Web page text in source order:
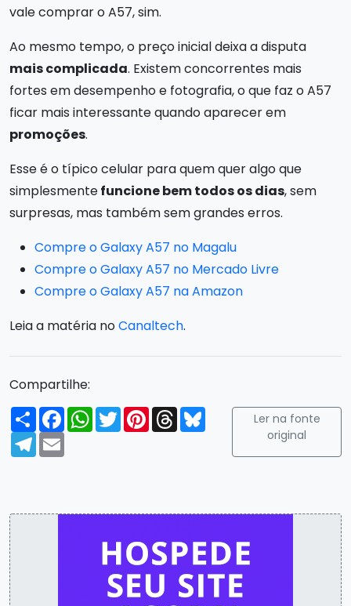
vale comprar o A57, sim.
Ao mesmo tempo, o preço inicial deixa a disputa
mais complicada. Existem concorrentes mais
fortes em desempenho e fotografia, o que faz o A57
ficar mais interessante quando aparecer em
promoções.
Esse é o típico celular para quem quer algo que
simplesmentefuncione bem todos os dias, sem
surpresas, mas também sem grandes erros.
Compre o Galaxy A57 no Magalu
Compre o Galaxy A57 no Mercado Livre
Compre o Galaxy A57 na Amazon
Leia a matéria noCanaltech.
Compartilhe:
Compartilhar
FacebookWhatsApp
TwitterPinterest
ThreadsBluesky
Telegram
Email
Ler na fonte
original